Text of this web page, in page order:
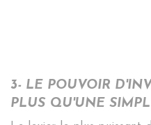
3- LE POUVOIR
PLUS QU'UNE